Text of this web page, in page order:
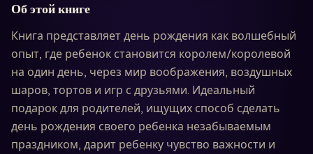
Об этой книге
Книга представляет день рождения как волшебный
опыт, где ребенок становится королем/королевой
на один день, через мир воображения, воздушных
шаров, тортов и игр с друзьями. Идеальный
подарок для родителей, ищущих способ сделать
день рождения своего ребенка незабываемым
праздником, дарит ребенку чувство важности и